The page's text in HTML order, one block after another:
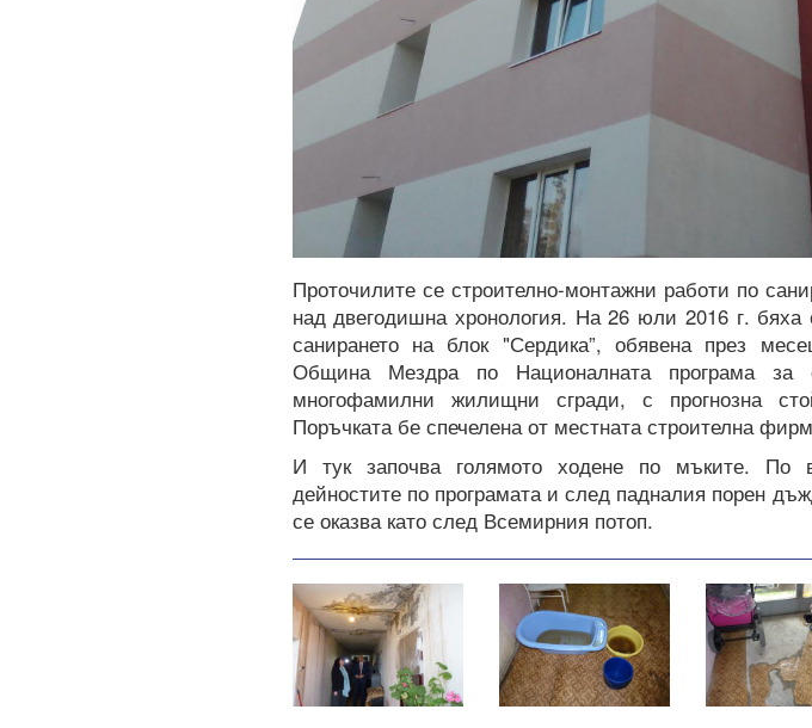
Проточилите се строително-монтажни работи по
над двегодишна хронология. На 26 юли 2016 г. бяха
санирането на блок "Сердика”, обявена през
Община Мездра по Националната програма за
многофамилни жилищни сгради, с прогнозна
Поръчката бе спечелена от местната строителна
И тук започва голямото ходене по мъките. По
дейностите по програмата и след падналия порен
се оказва като след Всемирния потоп.